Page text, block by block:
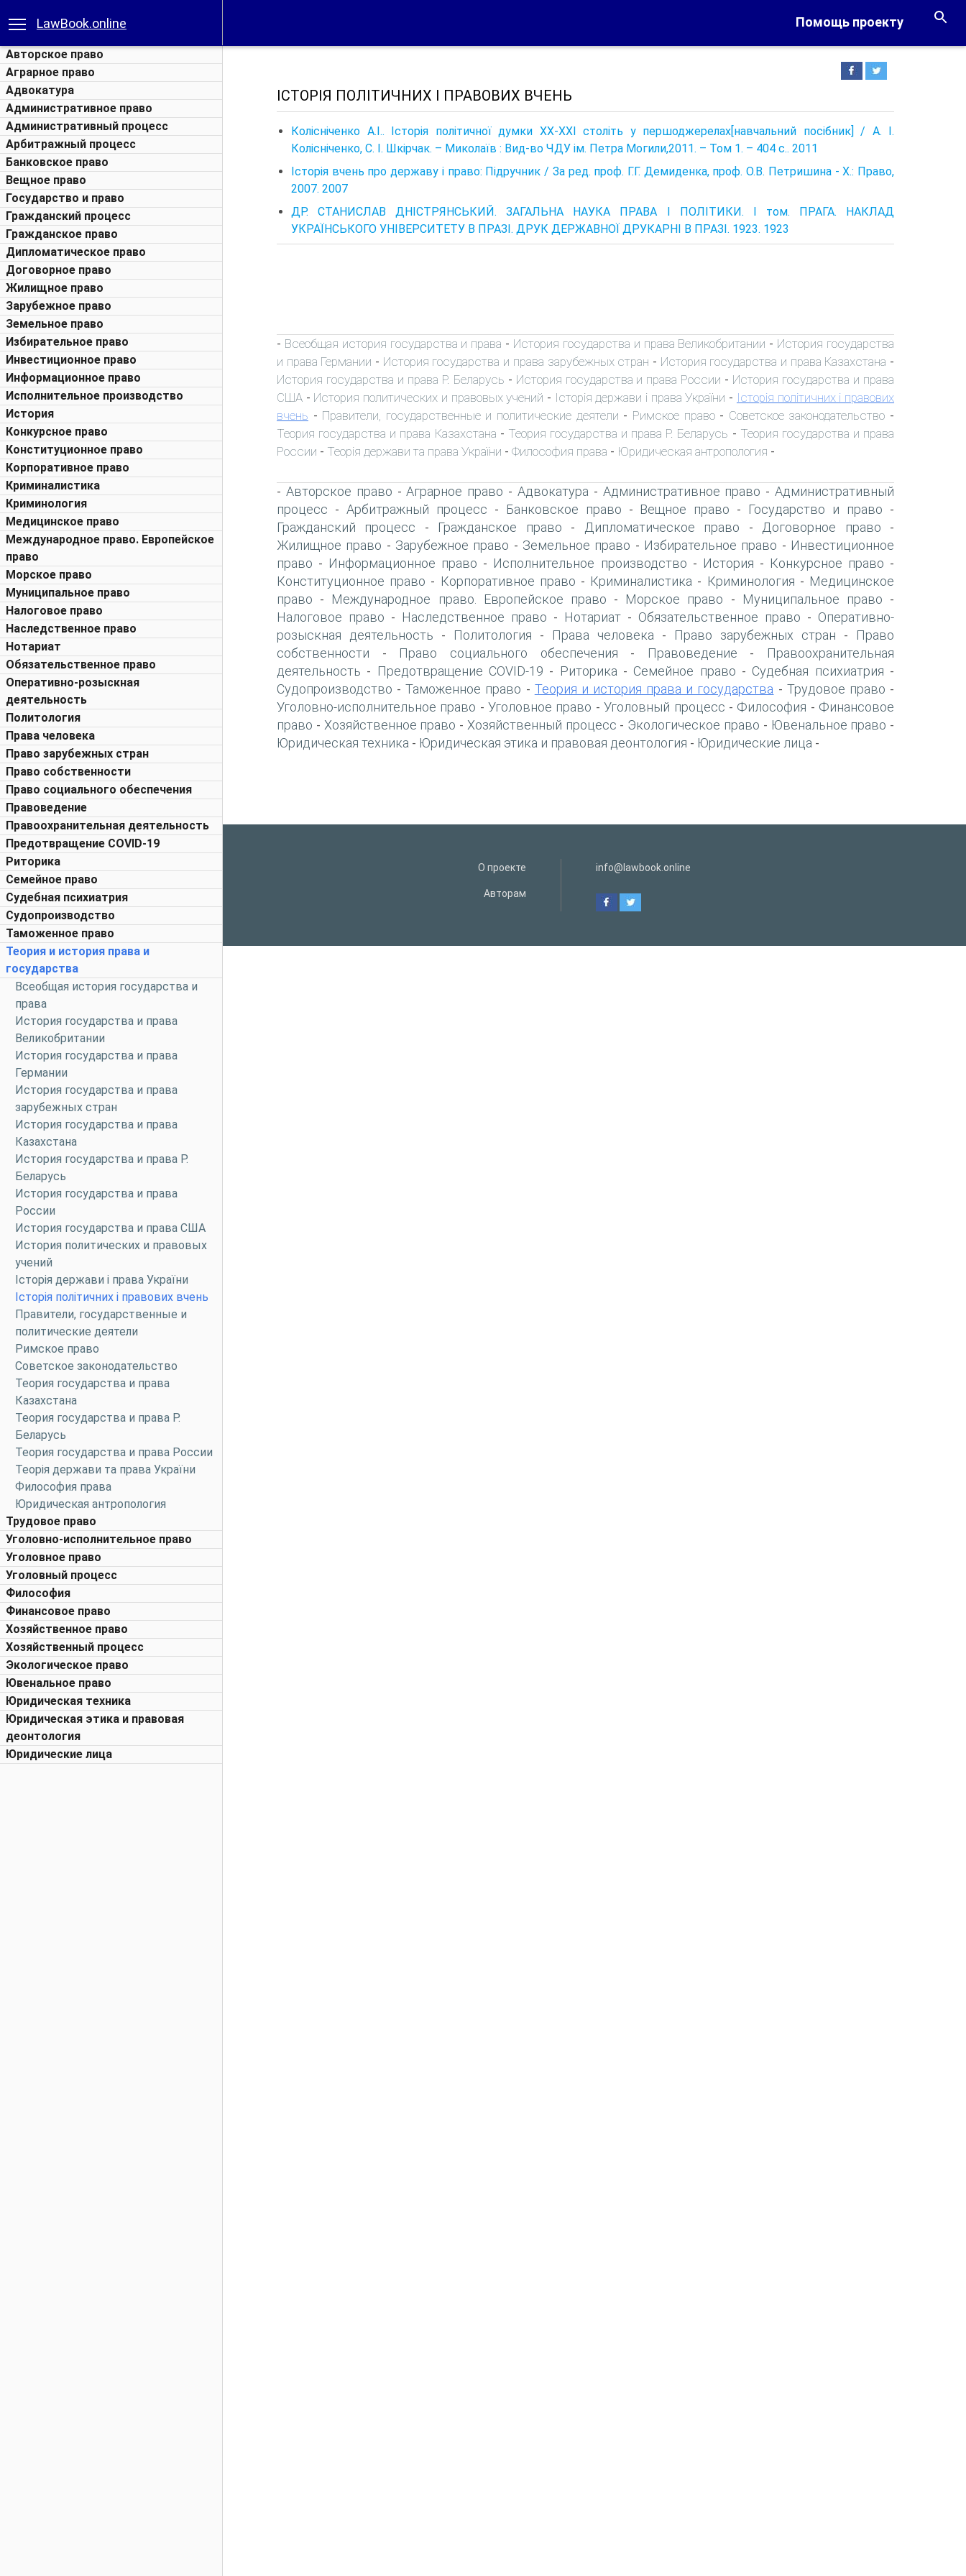
Помощь проекту
LawBook.online
Авторское право
Аграрное право
Адвокатура
Административное право
Административный процесс
Арбитражный процесс
Банковское право
Вещное право
Государство и право
Гражданский процесс
Гражданское право
Дипломатическое право
Договорное право
Жилищное право
Зарубежное право
Земельное право
Избирательное право
Инвестиционное право
Информационное право
Исполнительное производство
История
Конкурсное право
Конституционное право
Корпоративное право
Криминалистика
Криминология
Медицинское право
Международное право. Европейское
право
Морское право
Муниципальное право
Налоговое право
Наследственное право
Нотариат
Обязательственное право
Оперативно-розыскная
деятельность
Политология
Права человека
Право зарубежных стран
Право собственности
Право социального обеспечения
Правоведение
Правоохранительная деятельность
Предотвращение COVID-19
Риторика
Семейное право
Судебная психиатрия
Судопроизводство
Таможенное право
Теория и история права и
государства
Всеобщая история государства и
права
История государства и права
Великобритании
История государства и права
Германии
История государства и права
зарубежных стран
История государства и права
Казахстана
История государства и права Р.
Беларусь
История государства и права
России
История государства и права США
История политических и правовых
учений
Історія держави і права України
Історія політичних і правових вчень
Правители, государственные и
политические деятели
Римское право
Советское законодательство
Теория государства и права
Казахстана
Теория государства и права Р.
Беларусь
Теория государства и права России
Теорія держави та права України
Философия права
Юридическая антропология
Трудовое право
Уголовно-исполнительное право
Уголовное право
Уголовный процесс
Философия
Финансовое право
Хозяйственное право
Хозяйственный процесс
Экологическое право
Ювенальное право
Юридическая техника
Юридическая этика и правовая
деонтология
Юридические лица
ІСТОРІЯ ПОЛІТИЧНИХ І ПРАВОВИХ ВЧЕНЬ
Колісніченко А.І.. Історія політичної думки XX-XXI століть у першоджерелах[навчальний посібник] / А. І.
Колісніченко, С. І. Шкірчак. – Миколаїв : Вид-во ЧДУ ім. Петра Могили,2011. – Том 1. – 404 с.. 2011
Історія вчень про державу і право: Підручник / За ред. проф. Г.Г. Демиденка, проф. О.В. Петришина - Х.: Право,
2007. 2007
ДР. СТАНИСЛАВ ДНІСТРЯНСЬКИЙ. ЗАГАЛЬНА НАУКА ПРАВА І ПОЛІТИКИ. I том. ПРАГА. НАКЛАД
УКРАЇНСЬКОГО УНІВЕРСИТЕТУ В ПРАЗІ. ДРУК ДЕРЖАВНОЇ ДРУКАРНІ В ПРАЗІ. 1923. 1923
- Всеобщая история государства и права - История государства и права Великобритании - История государства
и права Германии - История государства и права зарубежных стран - История государства и права Казахстана -
История государства и права Р. Беларусь - История государства и права России - История государства и права
США - История политических и правовых учений - Історія держави і права України - Історія політичних і правових
вчень - Правители, государственные и политические деятели - Римское право- Советское законодательство -
Теория государства и права Казахстана - Теория государства и права Р. Беларусь - Теория государства и права
России - Теорія держави та права України - Философия права - Юридическая антропология -
- Авторское право -Аграрное право - Адвокатура - Административное право -Административный
процесс - Арбитражный процесс - Банковское право - Вещное право - Государство и право -
Гражданский процесс - Гражданское право - Дипломатическое право - Договорное право -
Жилищное право - Зарубежное право - Земельное право - Избирательное право - Инвестиционное
право - Информационное право - Исполнительное производство - История - Конкурсное право -
Конституционное право - Корпоративное право - Криминалистика - Криминология - Медицинское
право - Международное право. Европейское право - Морское право - Муниципальное право -
Налоговое право - Наследственное право - Нотариат - Обязательственное право - Оперативно-
розыскная деятельность - Политология - Права человека - Право зарубежных стран -
Право
собственности - Право социального обеспечения - Правоведение -
Правоохранительная
деятельность - Предотвращение COVID-19 - Риторика - Семейное право - Судебная психиатрия -
Судопроизводство -Таможенное право - Теория и история права и государства - Трудовое право -
Уголовно-исполнительное право -Уголовное право -Уголовный процесс - Философия - Финансовое
право - Хозяйственное право - Хозяйственный процесс - Экологическое право - Ювенальное право -
Юридическая техника - Юридическая этика и правовая деонтология - Юридические лица -
О проекте
Авторам
info@lawbook.online